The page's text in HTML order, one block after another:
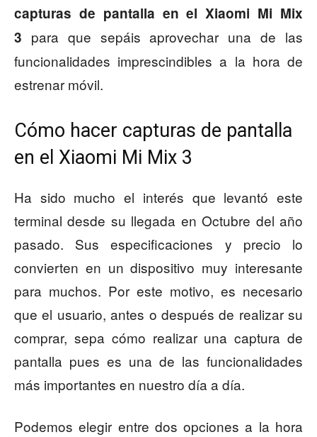
capturas de pantalla en el Xiaomi Mi Mix
3 para que sepáis aprovechar una de las
funcionalidades imprescindibles a la hora de
estrenar móvil.
Cómo hacer capturas de pantalla
en el Xiaomi Mi Mix 3
Ha sido mucho el interés que levantó este
terminal desde su llegada en Octubre del año
pasado. Sus especificaciones y precio lo
convierten en un dispositivo muy interesante
para muchos. Por este motivo, es necesario
que el usuario, antes o después de realizar su
comprar, sepa cómo realizar una captura de
pantalla pues es una de las funcionalidades
más importantes en nuestro día a día.
Podemos elegir entre dos opciones a la hora